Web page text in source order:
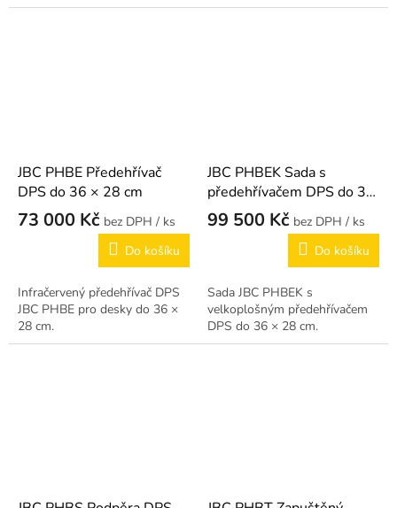
JBC PHBE Předehřívač
DPS do 36 × 28 cm
73 000 Kč
/ ks
Do košíku
Infračervený předehřívač DPS
JBC PHBE pro desky do 36 ×
28 cm.
JBC PHBEK Sada s
předehřívačem DPS do 36
× 28 cm
99 500 Kč
/ ks
Do košíku
Sada JBC PHBEK s
velkoplošným předehřívačem
DPS do 36 × 28 cm.